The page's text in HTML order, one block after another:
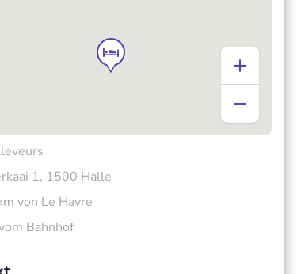
1, 1500 Halle
von Le Havre
Bahnhof